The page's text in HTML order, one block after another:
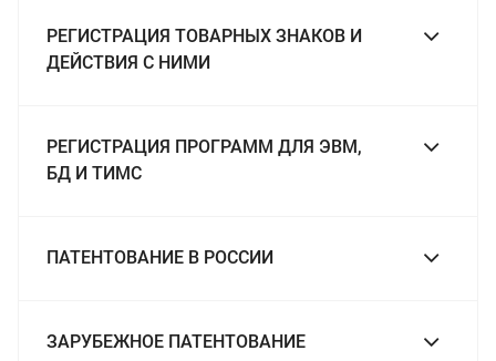
РЕГИСТРАЦИЯ ТОВАРНЫХ ЗНАКОВ И
ДЕЙСТВИЯ С НИМИ
РЕГИСТРАЦИЯ ПРОГРАММ ДЛЯ ЭВМ,
БД И ТИМС
ПАТЕНТОВАНИЕ В РОССИИ
ЗАРУБЕЖНОЕ ПАТЕНТОВАНИЕ